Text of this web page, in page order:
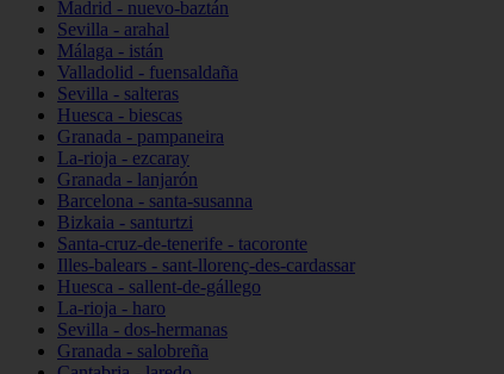
Madrid - nuevo-baztán
Sevilla - arahal
Málaga - istán
Valladolid - fuensaldaña
Sevilla - salteras
Huesca - biescas
Granada - pampaneira
La-rioja - ezcaray
Granada - lanjarón
Barcelona - santa-susanna
Bizkaia - santurtzi
Santa-cruz-de-tenerife - tacoronte
Illes-balears - sant-llorenç-des-cardassar
Huesca - sallent-de-gállego
La-rioja - haro
Sevilla - dos-hermanas
Granada - salobreña